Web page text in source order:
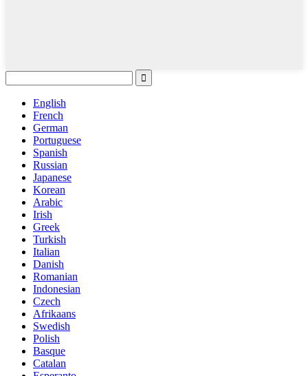
English
French
German
Portuguese
Spanish
Russian
Japanese
Korean
Arabic
Irish
Greek
Turkish
Italian
Danish
Romanian
Indonesian
Czech
Afrikaans
Swedish
Polish
Basque
Catalan